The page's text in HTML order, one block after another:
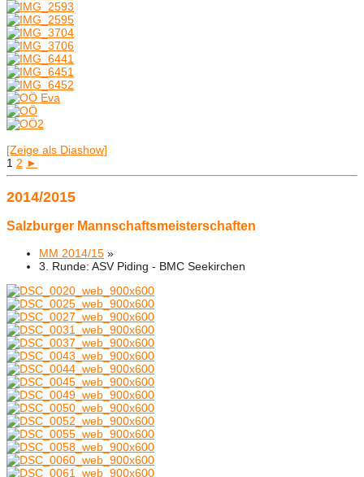
[Zeige als Diashow]
1 2 ►
2014/2015
Salzburger Mannschaftsmeisterschaften
MM 2014/15 »
3. Runde: ASV Piding - BMC Seekirchen